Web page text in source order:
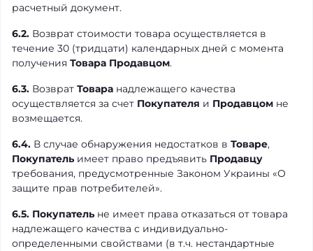
расчетный документ.
6.2. Возврат стоимости товара осуществляется в
течение 30 (тридцати) календарных дней с момента
получения Товара Продавцом.
6.3. Возврат Товара надлежащего качества
осуществляется за счет Покупателя и Продавцом не
возмещается.
6.4. В случае обнаружения недостатков в Товаре,
Покупательимеет право предъявить Продавцу
требования, предусмотренные Законом Украины «О
защите прав потребителей».
6.5. Покупательне имеет права отказаться от товара
надлежащего качества с индивидуально-
определенными свойствами (в т.ч. нестандартные